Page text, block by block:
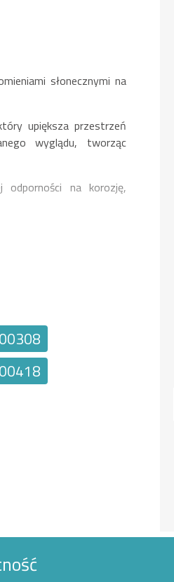
słonecznymi na
upiększa przestrzeń
wyglądu, tworząc
odporności na korozję,